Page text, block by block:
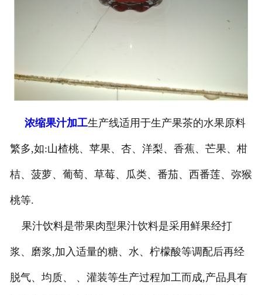
浓缩果汁加工生产线适用于生产果茶的水果原料
繁多,如:山楂桃、苹果、杏、洋梨、香蕉、芒果、柑
桔、菠萝、葡萄、草莓、瓜类、番茄、西番莲、弥猴
桃等.
果汁饮料是带果肉型果汁饮料是采用鲜果经打
浆、磨浆,加入适量的糖、水、柠檬酸等调配后再经
脱气、均质、 、灌装等生产过程加工而成,产品具有